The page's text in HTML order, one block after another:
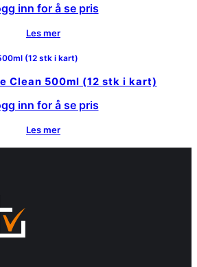
inn for å se pris
Les mer
Clean 500ml (12 stk i kart)
inn for å se pris
Les mer